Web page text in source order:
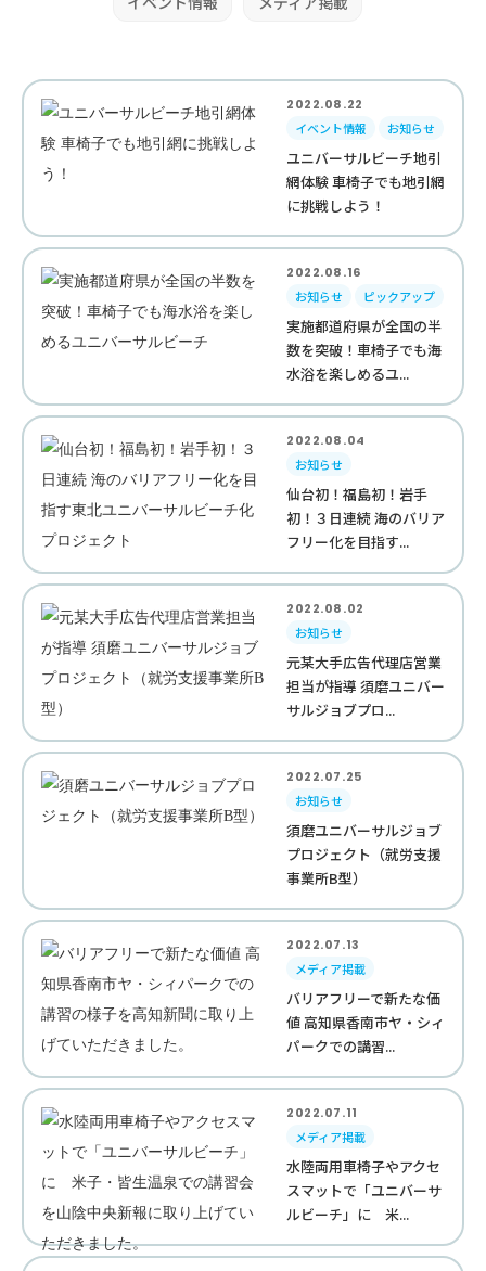
2022.08.22
イベント情報
お知らせ
ユニバーサルビーチ地引
網体験 車椅子でも地引網
に挑戦しよう！
2022.08.16
お知らせ
ピックアップ
実施都道府県が全国の半
数を突破！車椅子でも海
水浴を楽しめるユ...
2022.08.04
お知らせ
仙台初！福島初！岩手
初！３日連続 海のバリア
フリー化を目指す...
2022.08.02
お知らせ
元某大手広告代理店営業
担当が指導 須磨ユニバー
サルジョブプロ...
2022.07.25
お知らせ
須磨ユニバーサルジョブ
プロジェクト（就労支援
事業所B型）
2022.07.13
メディア掲載
バリアフリーで新たな価
値 高知県香南市ヤ・シィ
パークでの講習...
2022.07.11
メディア掲載
水陸両用車椅子やアクセ
スマットで「ユニバーサ
ルビーチ」に 米...